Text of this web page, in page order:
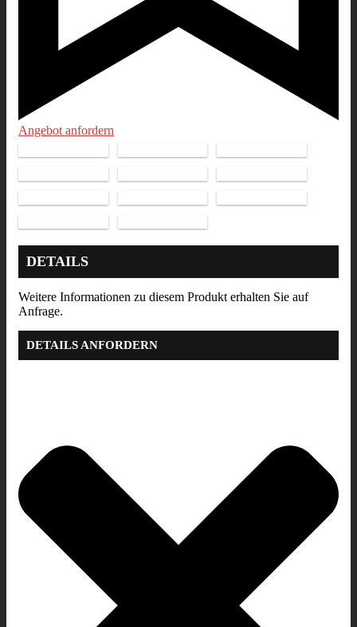
Angebot anfordern
DETAILS
Weitere Informationen zu diesem Produkt erhalten Sie auf
Anfrage.
DETAILS ANFORDERN